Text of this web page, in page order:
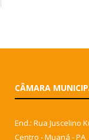
CÂMARA
End.: Rua Juscelino
Centro - Muaná - PA